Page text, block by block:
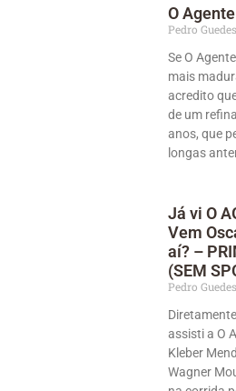
O
Pedro Guedes
Se O
mais
acredito
de um
anos, que
longas
Já vi O
Vem
aí? –
(SEM
Pedro Guedes
assisti a O
Kleber
Wagner